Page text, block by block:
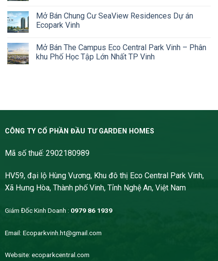
Mở Bán Chung Cư SeaView Residences Dự án
Ecopark Vinh
Mở Bán The Campus Eco Central Park Vinh – Phân
khu Phố Học Tập Lớn Nhất TP Vinh
CÔNG TY CỔ PHẦN ĐẦU TƯ GARDEN HOMES
Mã số thuế: 2902180989
HV59, đại lộ Hùng Vương, Khu đô thị Eco Central Park Vinh,
Xã Hưng Hòa, Thành phố Vinh, Tỉnh Nghệ An, Việt Nam
Giám Đốc Kinh Doanh : 0979 86 1939
Email: Ecoparkvinh.ht@gmail.com
Website: ecoparkcentral.com